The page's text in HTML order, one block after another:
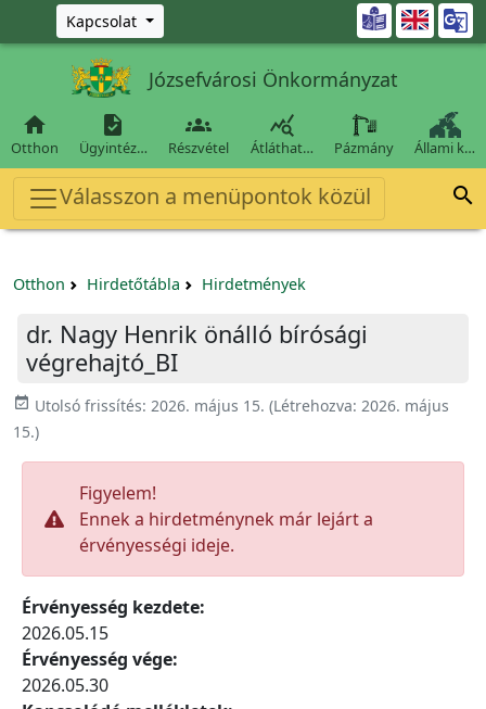
Ugrás a fő tartalomra
Kapcsolat 
Józsefvárosi Önkormányzat

Otthon

Ügyintéz…

Részvétel

Átláthat… Pázmány Állami k…
Válasszon a menüpontok közül 
Otthon Hirdetőtábla Hirdetmények
dr. Nagy Henrik önálló bírósági
végrehajtó_BI
event_available Utolsó frissítés: 2026. május 15. (Létrehozva: 2026. május
15.)
Figyelem!
Ennek a hirdetménynek már lejárt a
érvényességi ideje.
Érvényesség kezdete:
2026.05.15
Érvényesség vége:
2026.05.30